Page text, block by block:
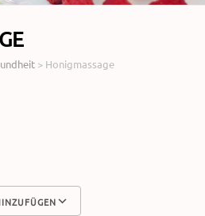
> Honigmassage